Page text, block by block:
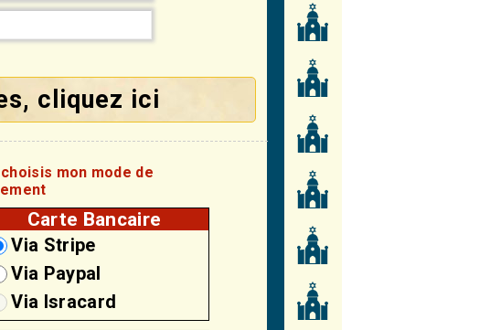
cliquez ici
mon mode de
Carte Bancaire
Via Stripe
Via Paypal
Via Isracard